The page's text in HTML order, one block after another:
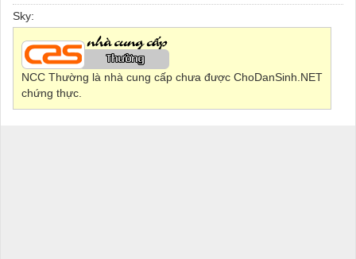
Sky:
NCC Thường là nhà cung cấp chưa được ChoDanSinh.NET
chứng thực.